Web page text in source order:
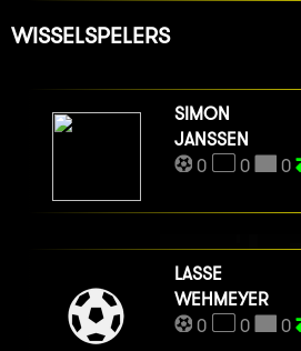
WISSELSPELERS
SIMON
JANSSEN
0
0 0
LASSE
WEHMEYER
0
0 0